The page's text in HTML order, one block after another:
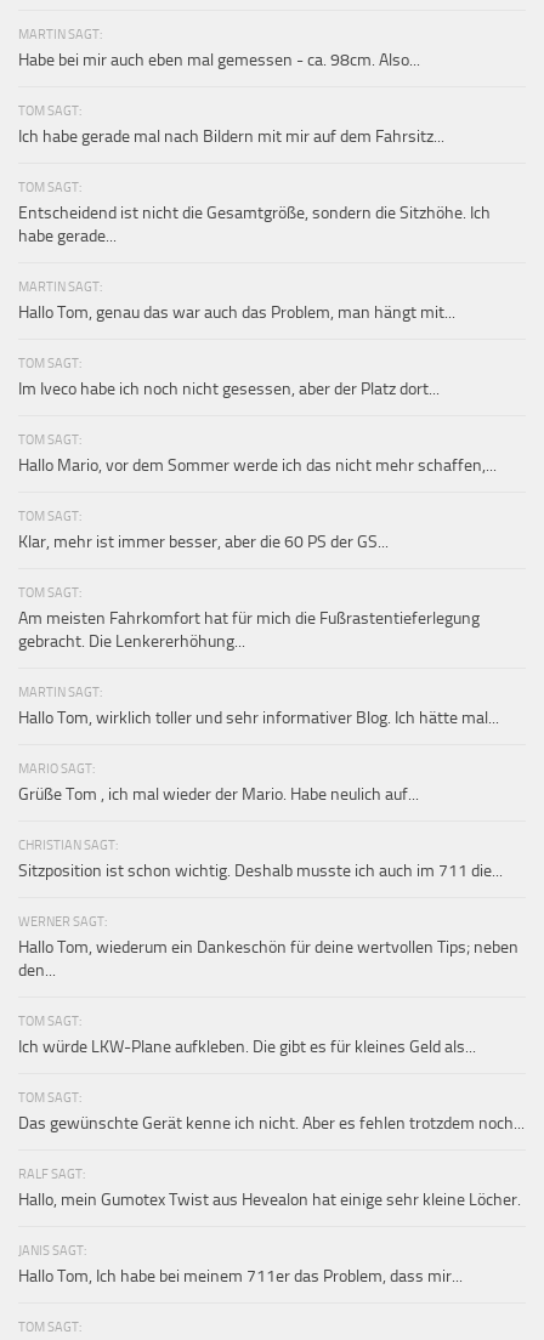
MARTIN SAGT:
Habe bei mir auch eben mal gemessen - ca. 98cm. Also...
TOM SAGT:
Ich habe gerade mal nach Bildern mit mir auf dem Fahrsitz...
TOM SAGT:
Entscheidend ist nicht die Gesamtgröße, sondern die Sitzhöhe. Ich
habe gerade...
MARTIN SAGT:
Hallo Tom, genau das war auch das Problem, man hängt mit...
TOM SAGT:
Im Iveco habe ich noch nicht gesessen, aber der Platz dort...
TOM SAGT:
Hallo Mario, vor dem Sommer werde ich das nicht mehr schaffen,...
TOM SAGT:
Klar, mehr ist immer besser, aber die 60 PS der GS...
TOM SAGT:
Am meisten Fahrkomfort hat für mich die Fußrastentieferlegung
gebracht. Die Lenkererhöhung...
MARTIN SAGT:
Hallo Tom, wirklich toller und sehr informativer Blog. Ich hätte mal...
MARIO SAGT:
Grüße Tom , ich mal wieder der Mario. Habe neulich auf...
CHRISTIAN SAGT:
Sitzposition ist schon wichtig. Deshalb musste ich auch im 711 die...
WERNER SAGT:
Hallo Tom, wiederum ein Dankeschön für deine wertvollen Tips; neben
den...
TOM SAGT:
Ich würde LKW-Plane aufkleben. Die gibt es für kleines Geld als...
TOM SAGT:
Das gewünschte Gerät kenne ich nicht. Aber es fehlen trotzdem noch...
RALF SAGT:
Hallo, mein Gumotex Twist aus Hevealon hat einige sehr kleine Löcher.
JANIS SAGT:
Hallo Tom, Ich habe bei meinem 711er das Problem, dass mir...
TOM SAGT: